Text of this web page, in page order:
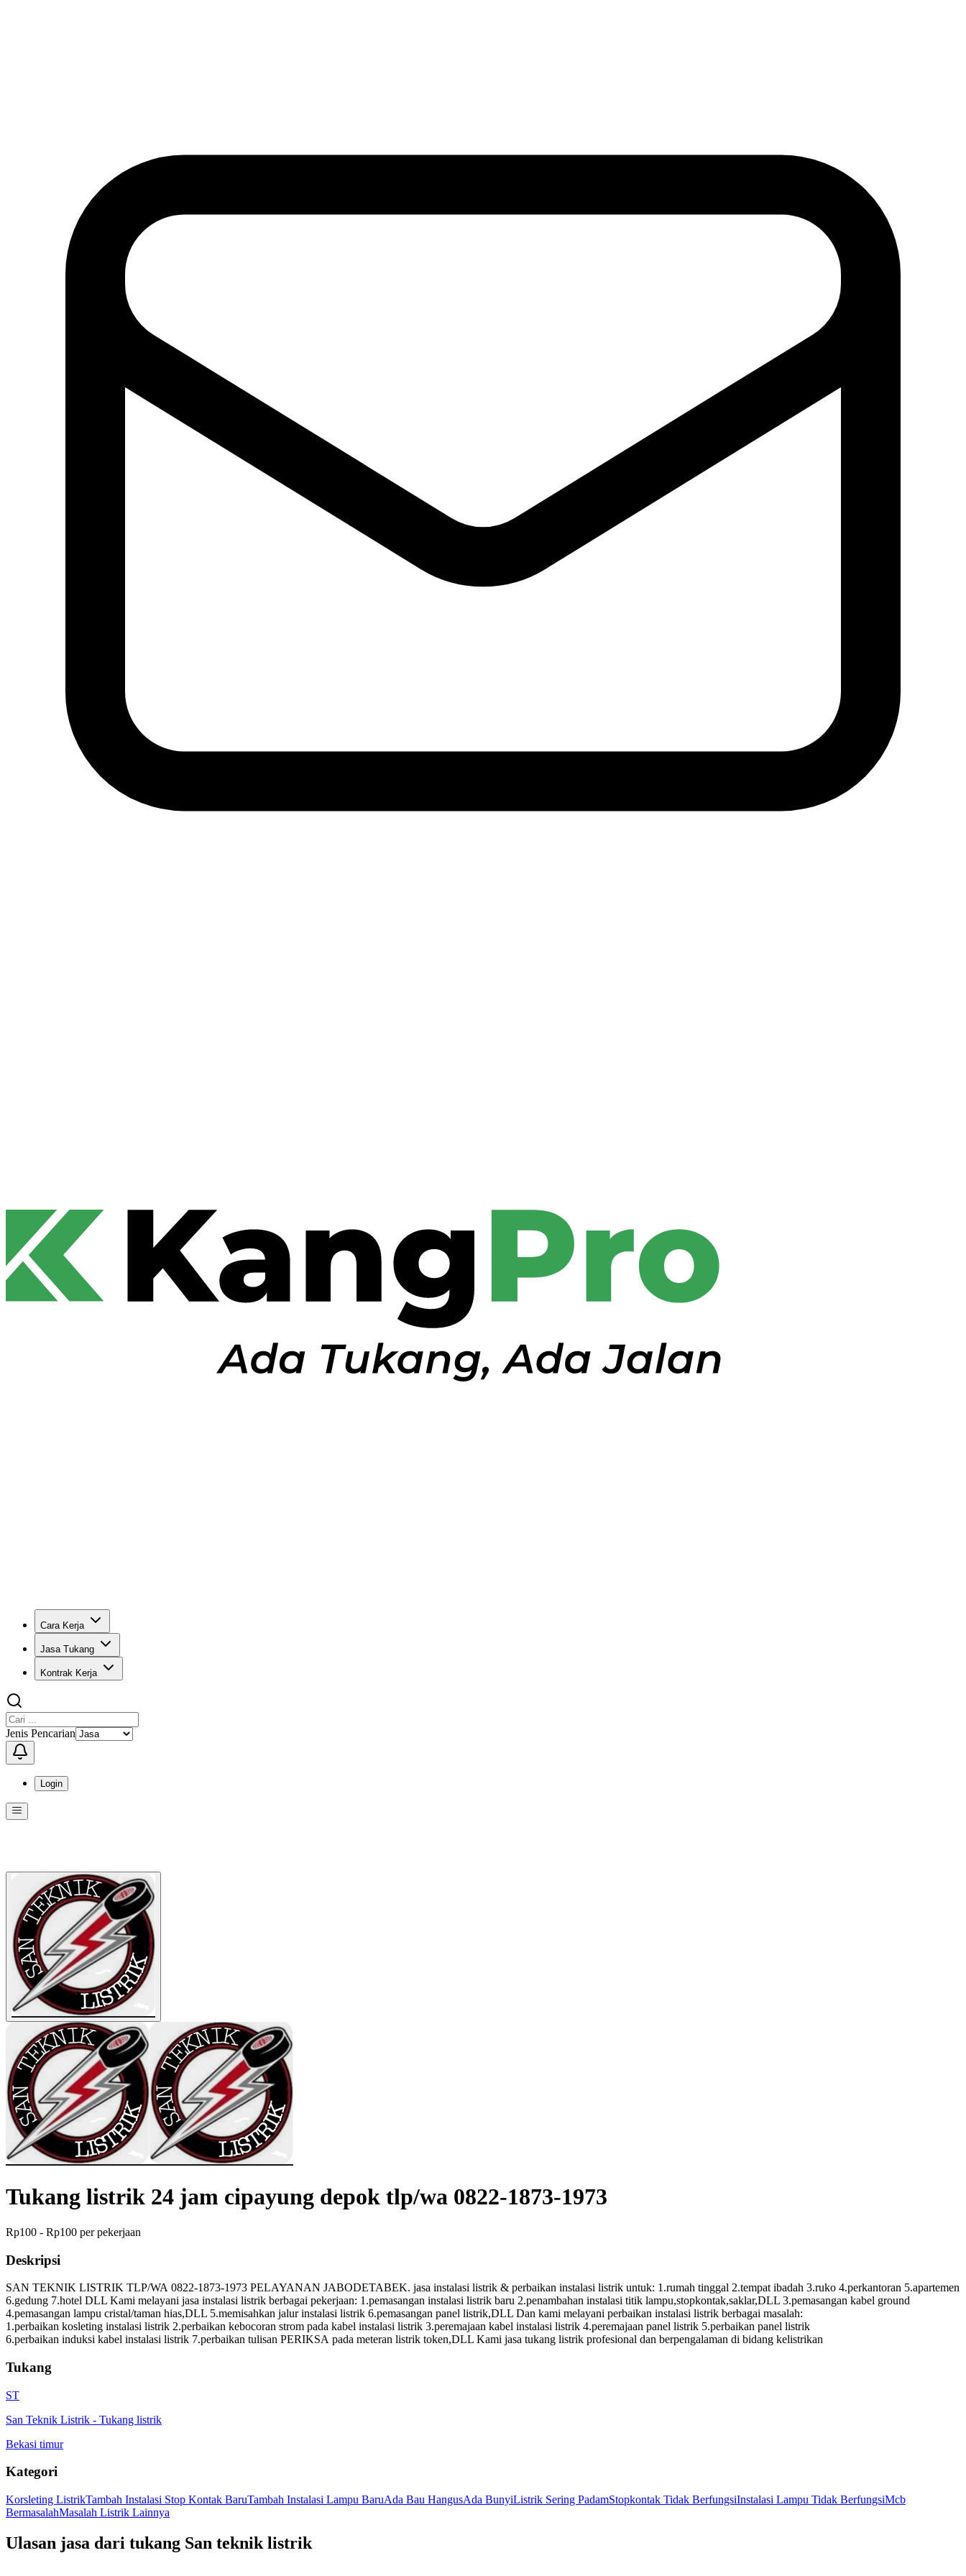
Cara Kerja
Jasa Tukang
Kontrak Kerja
Jenis Pencarian
Login
Menu ini berisi navigasi untuk mengakses fitur-fitur di KangPro
Tukang listrik 24 jam cipayung depok tlp/wa 0822-1873-1973
Rp100 - Rp100 per pekerjaan
Deskripsi
SAN TEKNIK LISTRIK TLP/WA 0822-1873-1973 PELAYANAN JABODETABEK. jasa instalasi listrik & perbaikan instalasi listrik untuk: 1.rumah tinggal 2.tempat ibadah 3.ruko 4.perkantoran 5.apartemen
6.gedung 7.hotel DLL Kami melayani jasa instalasi listrik berbagai pekerjaan: 1.pemasangan instalasi listrik baru 2.penambahan instalasi titik lampu,stopkontak,saklar,DLL 3.pemasangan kabel ground
4.pemasangan lampu cristal/taman hias,DLL 5.memisahkan jalur instalasi listrik 6.pemasangan panel listrik,DLL Dan kami melayani perbaikan instalasi listrik berbagai masalah:
1.perbaikan kosleting instalasi listrik 2.perbaikan kebocoran strom pada kabel instalasi listrik 3.peremajaan kabel instalasi listrik 4.peremajaan panel listrik 5.perbaikan panel listrik
6.perbaikan induksi kabel instalasi listrik 7.perbaikan tulisan PERIKSA pada meteran listrik token,DLL Kami jasa tukang listrik profesional dan berpengalaman di bidang kelistrikan
Tukang
ST
San Teknik Listrik - Tukang listrik
Bekasi timur
Kategori
Korsleting ListrikTambah Instalasi Stop Kontak BaruTambah Instalasi Lampu BaruAda Bau HangusAda BunyiListrik Sering PadamStopkontak Tidak BerfungsiInstalasi Lampu Tidak BerfungsiMcb
BermasalahMasalah Listrik Lainnya
Ulasan jasa dari tukang San teknik listrik